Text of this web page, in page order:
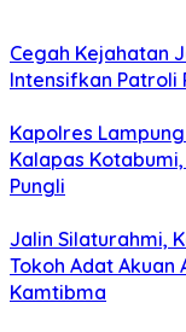
Cegah Kejahatan
Intensifkan Patroli
Kapolres
Kalapas
Pungli
Jalin Silaturahmi,
Tokoh Adat Akuan
Kamtibma